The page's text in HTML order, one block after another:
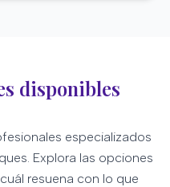
disponibles
especializados
Explora las opciones
resuena con lo que